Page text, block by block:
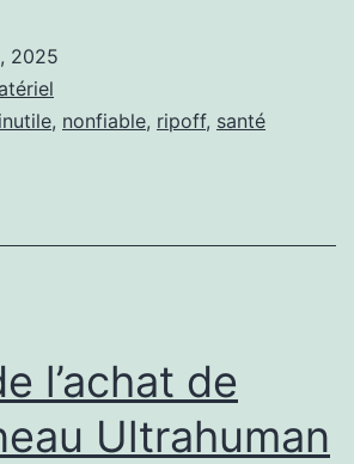
a
brisé
2025
inutile, nonfiable, ripoff, santé
l’achat de
Ultrahuman